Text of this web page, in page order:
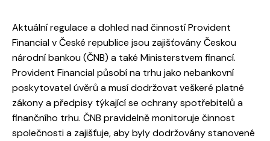
Aktuální regulace a dohled nad činností Provident
Financial v České republice jsou zajišťovány Českou
národní bankou (ČNB) a také Ministerstvem financí.
Provident Financial působí na trhu jako nebankovní
poskytovatel úvěrů a musí dodržovat veškeré platné
zákony a předpisy týkající se ochrany spotřebitelů a
finančního trhu. ČNB pravidelně monitoruje činnost
společnosti a zajišťuje, aby byly dodržovány stanovené